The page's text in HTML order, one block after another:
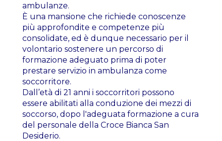
ambulanze.
È una mansione che richiede conoscenze
più approfondite e competenze più
consolidate, ed è dunque necessario per il
volontario sostenere un percorso di
formazione adeguato prima di poter
prestare servizio in ambulanza come
soccorritore.
Dall’età di 21 anni i soccorritori possono
essere abilitati alla conduzione dei mezzi di
soccorso, dopo l'adeguata formazione a cura
del personale della Croce Bianca San
Desiderio.